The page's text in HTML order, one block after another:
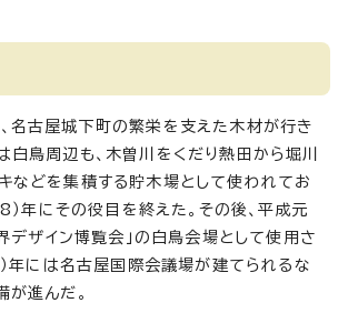
名古屋城下町の繁栄を支えた木材が行き
白鳥周辺も、木曽川をくだり熱田から堀川
などを集積する貯木場として使われてお
年にその役目を終えた。その後、平成元
デザイン博覧会」の白鳥会場として使用さ
年には名古屋国際会議場が建てられるな
が進んだ。